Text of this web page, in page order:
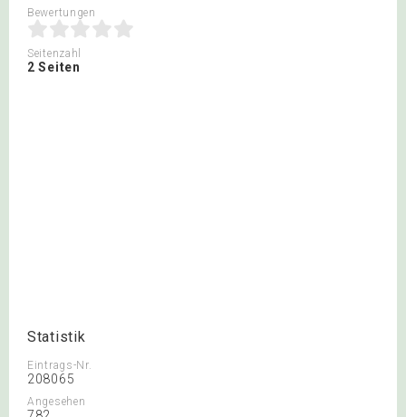
Bewertungen
Seitenzahl
2 Seiten
Statistik
Eintrags-Nr.
208065
Angesehen